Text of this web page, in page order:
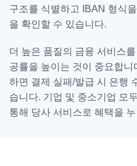
구조를 식별하고 IBAN 형식
을 확인할 수 있습니다.
더 높은 품질의 금융 서비스
공률을 높이는 것이 중요합
하면 결제 실패/발급 시 은행
습니다. 기업 및 중소기업 모
통해 당사 서비스로 혜택을